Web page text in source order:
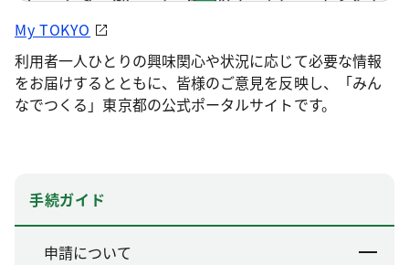
My TOKYO
利用者一人ひとりの興味関心や状況に応じて必要な情報
をお届けするとともに、皆様のご意見を反映し、「みん
なでつくる」東京都の公式ポータルサイトです。
手続ガイド
申請について